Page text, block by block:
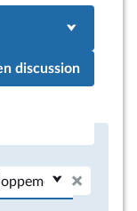
discussion